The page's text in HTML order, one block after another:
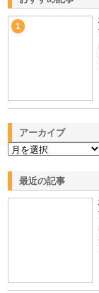
1
アーカイブ
最近の記事